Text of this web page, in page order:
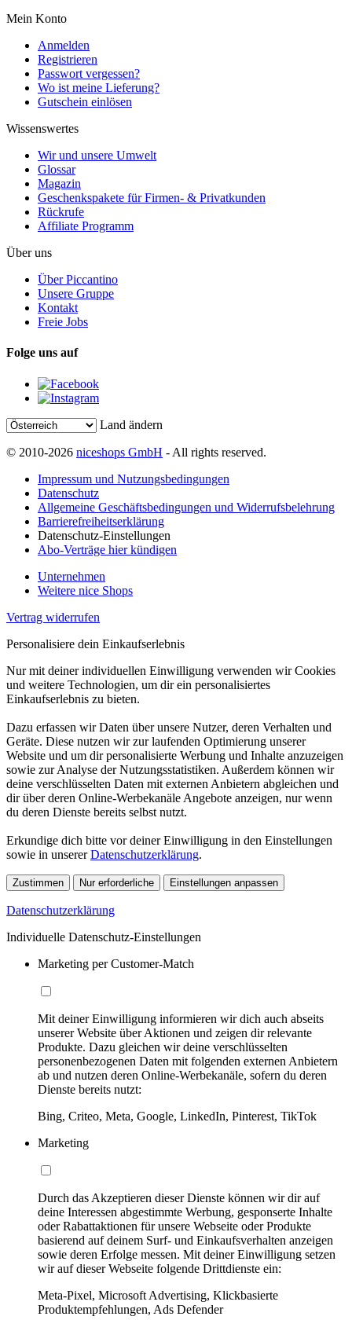
Mein Konto
Anmelden
Registrieren
Passwort vergessen?
Wo ist meine Lieferung?
Gutschein einlösen
Wissenswertes
Wir und unsere Umwelt
Glossar
Magazin
Geschenkspakete für Firmen- & Privatkunden
Rückrufe
Affiliate Programm
Über uns
Über Piccantino
Unsere Gruppe
Kontakt
Freie Jobs
Folge uns auf
Land ändern
© 2010-2026 niceshops GmbH - All rights reserved.
Impressum und Nutzungsbedingungen
Datenschutz
Allgemeine Geschäftsbedingungen und Widerrufsbelehrung
Barrierefreiheitserklärung
Datenschutz-Einstellungen
Abo-Verträge hier kündigen
Unternehmen
Weitere nice Shops
Vertrag widerrufen
Personalisiere dein Einkaufserlebnis
Nur mit deiner individuellen Einwilligung verwenden wir Cookies
und weitere Technologien, um dir ein personalisiertes
Einkaufserlebnis zu bieten.
Dazu erfassen wir Daten über unsere Nutzer, deren Verhalten und
Geräte. Diese nutzen wir zur laufenden Optimierung unserer
Website und um dir personalisierte Werbung und Inhalte anzuzeigen
sowie zur Analyse der Nutzungsstatistiken. Außerdem können wir
deine verschlüsselten Daten mit externen Anbietern abgleichen und
dir über deren Online-Werbekanäle Angebote anzeigen, nur wenn
du deren Dienste bereits selbst nutzt.
Erkundige dich bitte vor deiner Einwilligung in den Einstellungen
sowie in unsererDatenschutzerklärung.
Zustimmen Nur erforderliche Einstellungen anpassen
Datenschutzerklärung
Individuelle Datenschutz-Einstellungen
Marketing per Customer-Match
Mit deiner Einwilligung informieren wir dich auch abseits
unserer Website über Aktionen und zeigen dir relevante
Produkte. Dazu gleichen wir deine verschlüsselten
personenbezogenen Daten mit folgenden externen Anbietern
ab und nutzen deren Online-Werbekanäle, sofern du deren
Dienste bereits nutzt:
Bing, Criteo, Meta, Google, LinkedIn, Pinterest, TikTok
Marketing
Durch das Akzeptieren dieser Dienste können wir dir auf
deine Interessen abgestimmte Werbung, gesponserte Inhalte
oder Rabattaktionen für unsere Webseite oder Produkte
basierend auf deinem Surf- und Einkaufsverhalten anzeigen
sowie deren Erfolge messen. Mit deiner Einwilligung setzen
wir auf dieser Webseite folgende Drittdienste ein:
Meta-Pixel, Microsoft Advertising, Klickbasierte
Produktempfehlungen, Ads Defender